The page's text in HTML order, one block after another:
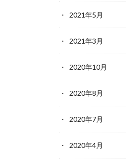
2021年5月
2021年3月
2020年10月
2020年8月
2020年7月
2020年4月